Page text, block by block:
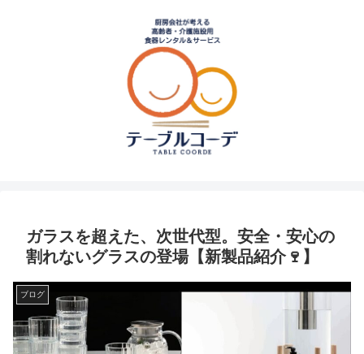
ガラスを超えた、次世代型。安全・安心の
割れないグラスの登場【新製品紹介🍷】
ブログ